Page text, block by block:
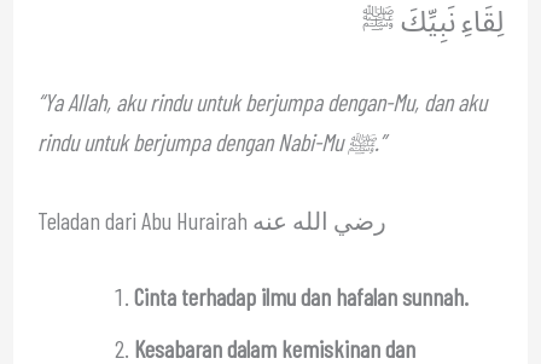
لِقَاءِ نَبِيِّكَ ﷺ
“Ya Allah, aku rindu untuk berjumpa dengan-Mu, dan aku
rindu untuk berjumpa dengan Nabi-Mu ﷺ.”
Teladan dari Abu Hurairah رضي الله عنه
Cinta terhadap ilmu dan hafalan sunnah.
Kesabaran dalam kemiskinan dan